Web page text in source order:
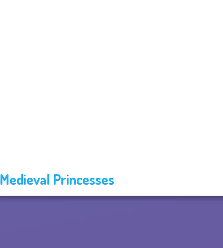
Medieval Princesses